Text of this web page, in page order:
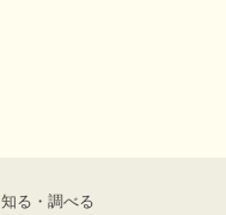
知る・調べる